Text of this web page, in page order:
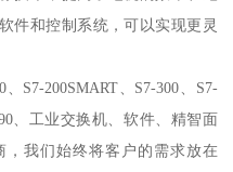
件和控制系统，可以实现更灵
200SMART、S7-300、S7-
、工业交换机、软件、精智面
我们始终将客户的需求放在